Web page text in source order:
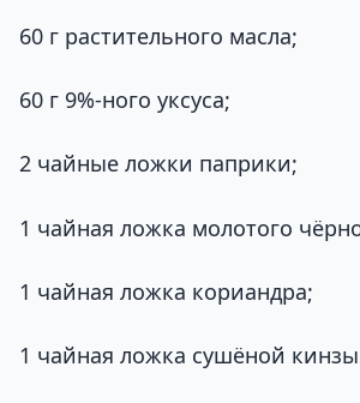
60 г растительного масла;
60 г 9%-ного уксуса;
2 чайные ложки паприки;
1 чайная ложка молотого
1 чайная ложка кориандра;
1 чайная ложка сушёной